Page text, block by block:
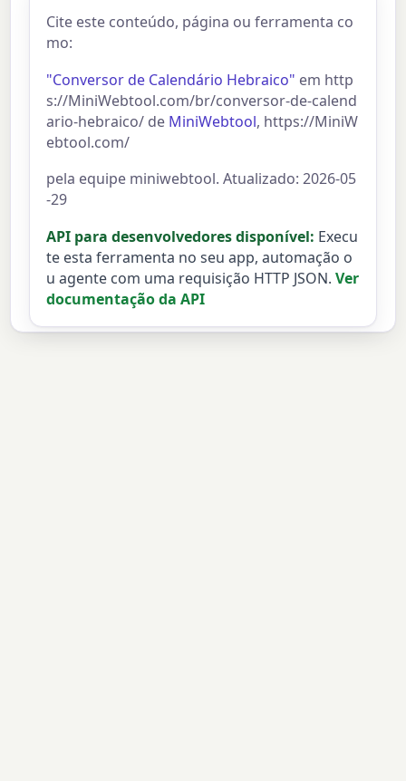
Cite este conteúdo, página ou ferramenta co
mo:
"Conversor de Calendário Hebraico" em http
s://MiniWebtool.com/br/conversor-de-calend
ario-hebraico/ de MiniWebtool, https://MiniW
ebtool.com/
pela equipe miniwebtool. Atualizado: 2026-05
-29
API para desenvolvedores disponível: Execu
te esta ferramenta no seu app, automação o
u agente com uma requisição HTTP JSON. Ver
documentação da API